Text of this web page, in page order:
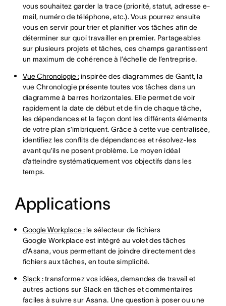
vous souhaitez garder la trace (priorité, statut, adresse e-
mail, numéro de téléphone, etc.). Vous pourrez ensuite
vous en servir pour trier et planifier vos tâches afin de
déterminer sur quoi travailler en premier. Partageables
sur plusieurs projets et tâches, ces champs garantissent
un maximum de cohérence à l’échelle de l’entreprise.
Vue Chronologie :inspirée des diagrammes de Gantt, la
vue Chronologie présente toutes vos tâches dans un
diagramme à barres horizontales. Elle permet de voir
rapidement la date de début et de fin de chaque tâche,
les dépendances et la façon dont les différents éléments
de votre plan s’imbriquent. Grâce à cette vue centralisée,
identifiez les conflits de dépendances et résolvez-les
avant qu’ils ne posent problème. Le moyen idéal
d’atteindre systématiquement vos objectifs dans les
temps.
Applications
Google Workplace :le sélecteur de fichiers
Google Workplace est intégré au volet des tâches
d’Asana, vous permettant de joindre directement des
fichiers aux tâches, en toute simplicité.
Slack :transformez vos idées, demandes de travail et
autres actions sur Slack en tâches et commentaires
faciles à suivre sur Asana. Une question à poser ou une